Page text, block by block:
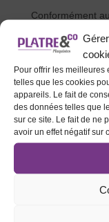
Pour offrir les
telles que les cookies
appareils. Le fait de
des données telles que
sur ce site. Le fait de ne
avoir un effet négatif sur
Conformément
l’informatique,
d’opposition aux
en effectuant sa
accompagnée
signature du
à laquelle la
Aucune
site
un support